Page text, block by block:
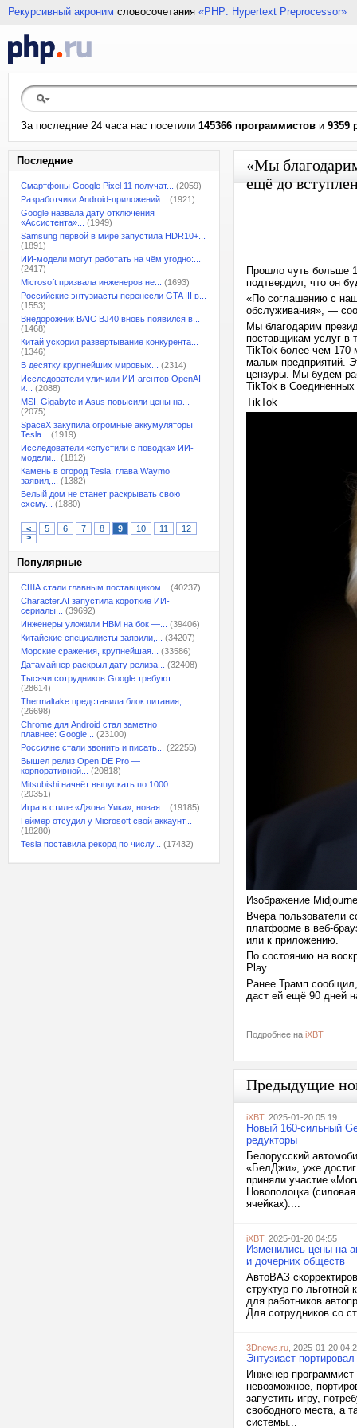
Рекурсивный акроним словосочетания «PHP: Hypertext Preprocessor»
За последние 24 часа нас посетили 145366 программистов и 9359
Последние
Смартфоны Google Pixel 11 получат...
(2059)
Разработчики Android-приложений...
(1921)
Google назвала дату отключения
«Ассистента»...
(1949)
Samsung первой в мире запустила HDR10+...
(1891)
ИИ-модели могут работать на чём угодно:...
(2417)
Microsoft призвала инженеров не...
(1693)
Российские энтузиасты перенесли GTA III в...
(1553)
Внедорожник BAIC BJ40 вновь появился в...
(1468)
Китай ускорил развёртывание конкурента...
(1346)
В десятку крупнейших мировых...
(2314)
Исследователи уличили ИИ-агентов OpenAI
и...
(2088)
MSI, Gigabyte и Asus повысили цены на...
(2075)
SpaceX закупила огромные аккумуляторы
Tesla...
(1919)
Исследователи «спустили с поводка» ИИ-
модели...
(1812)
Камень в огород Tesla: глава Waymo
заявил,...
(1382)
Белый дом не станет раскрывать свою
схему...
(1880)
< 5 6 7 8 9 10 11
12
>
Популярные
США стали главным поставщиком...
(40237)
Character.AI запустила короткие ИИ-
сериалы...
(39692)
Инженеры уложили HBM на бок —...
(39406)
Китайские специалисты заявили,...
(34207)
Морские сражения, крупнейшая...
(33586)
Датамайнер раскрыл дату релиза...
(32408)
Тысячи сотрудников Google требуют...
(28614)
Thermaltake представила блок питания,...
(26698)
Chrome для Android стал заметно
плавнее: Google...
(23100)
Россияне стали звонить и писать...
(22255)
Вышел релиз OpenIDE Pro —
корпоративной...
(20818)
Mitsubishi начнёт выпускать по 1000...
(20351)
Игра в стиле «Джона Уика», новая...
(19185)
Геймер отсудил у Microsoft свой аккаунт...
(18280)
Tesla поставила рекорд по числу...
(17432)
«Мы
ещё до
Прошло чуть больше
подтвердил, что он
«По соглашению с
обслуживания», —
Мы благодарим
поставщикам услуг в
TikTok более чем 170
малых предприятий.
цензуры. Мы будем
TikTok в
TikTok
Изображение
Вчера пользователи
платформе в веб-
или к приложению.
По состоянию на
Play.
Ранее Трамп
даст ей ещё 90 дней
Подробнее на iXBT
Предыдущие
iXBT, 2025-01-20 05:19
Новый 160-сильный
редукторы
Белорусский
«БелДжи», уже
приняли участие
Новополоцка
ячейках)....
iXBT, 2025-01-20 04:55
Изменились цены на
и дочерних обществ
АвтоВАЗ
структур по льготной
для работников
Для сотрудников со
3Dnews.ru , 2025-01-20
Энтузиаст
Инженер-
невозможное,
запустить игру,
свободного места, а
системы...